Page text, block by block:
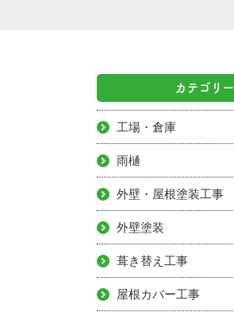
カテゴリー
工場・倉庫
雨樋
外壁・屋根塗装工事
外壁塗装
葺き替え工事
屋根カバー工事